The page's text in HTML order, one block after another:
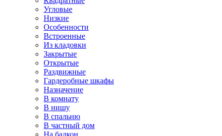
Угловые
Низкие
Особенности
Встроенные
Из кладовки
Закрытые
Открытые
Раздвижные
Гардеробные шкафы
Назначение
В комнату
В нишу
В спальню
В частный дом
На балкон